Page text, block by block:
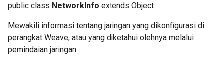
public class NetworkInfo extends Object
Mewakili informasi tentang jaringan yang dikonfigurasi di
perangkat Weave, atau yang diketahui olehnya melalui
pemindaian jaringan.